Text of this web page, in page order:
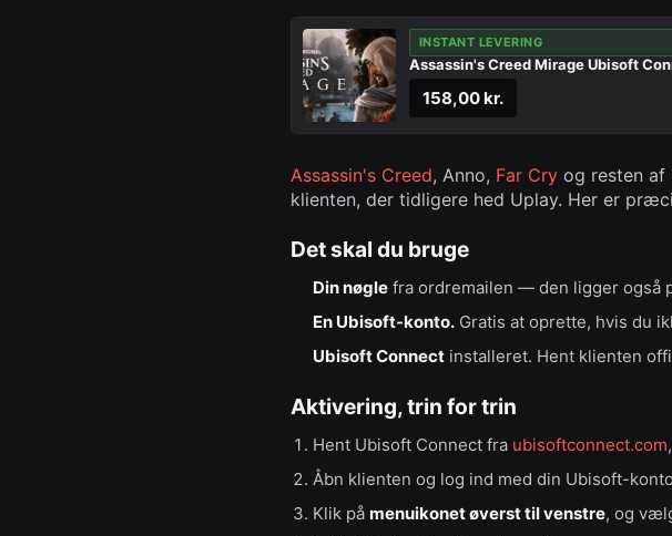
INSTANT LEVERING
Assassin's Creed Mirage Ubisoft
158,00 kr.
Assassin's Creed, Anno, Far Cry og resten af
klienten, der tidligere hed Uplay. Her er
Det skal du bruge
Din nøgle fra ordremailen — den ligger også
En Ubisoft-konto. Gratis at oprette, hvis du
Ubisoft Connect installeret. Hent klienten
Aktivering, trin for trin
Hent Ubisoft Connect fra ubisoftconnect.com
Åbn klienten og log ind med din Ubisoft-
Klik på menuikonet øverst til venstre, og